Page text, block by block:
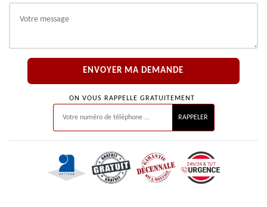
ON VOUS RAPPELLE GRATUITEMENT